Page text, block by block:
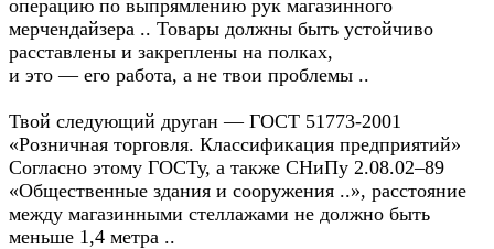
операцию по выпрямлению рук магазинного
мерчендайзера .. Товары должны быть устойчиво
расставлены и закреплены на полках,
и это — его работа, а не твои проблемы ..
Твой следующий друган — ГОСТ 51773-2001
«Розничная торговля. Классификация предприятий»
Согласно этому ГОСТу, а также СНиПу 2.08.02–89
«Общественные здания и сооружения ..», расстояние
между магазинными стеллажами не должно быть
меньше 1,4 метра ..